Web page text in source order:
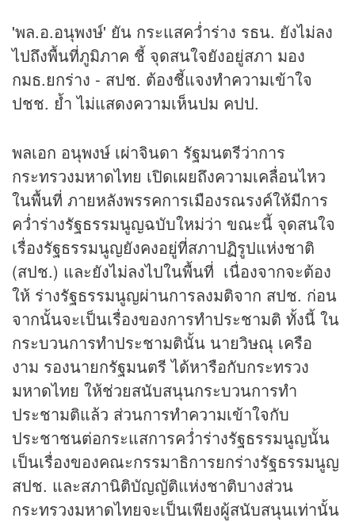
'พล.อ.อนุพงษ์' ยัน กระแสคว่ำร่าง รธน. ยังไม่ลง
ไปถึงพื้นที่ภูมิภาค ชี้ จุดสนใจยังอยู่สภา มอง
กมธ.ยกร่าง - สปช. ต้องชี้แจงทำความเข้าใจ
ปชช. ย้ำ ไม่แสดงความเห็นปม คปป.
พลเอก อนุพงษ์ เผ่าจินดา รัฐมนตรีว่าการ
กระทรวงมหาดไทย เปิดเผยถึงความเคลื่อนไหว
ในพื้นที่ ภายหลังพรรคการเมืองรณรงค์ให้มีการ
คว่ำร่างรัฐธรรมนูญฉบับใหม่ว่า ขณะนี้ จุดสนใจ
เรื่องรัฐธรรมนูญยังคงอยู่ที่สภาปฏิรูปแห่งชาติ
(สปช.) และยังไม่ลงไปในพื้นที่ เนื่องจากจะต้อง
ให้ ร่างรัฐธรรมนูญผ่านการลงมติจาก สปช. ก่อน
จากนั้นจะเป็นเรื่องของการทำประชามติ ทั้งนี้ ใน
กระบวนการทำประชามตินั้น นายวิษณุ เครือ
งาม รองนายกรัฐมนตรี ได้หารือกับกระทรวง
มหาดไทย ให้ช่วยสนับสนุนกระบวนการทำ
ประชามติแล้ว ส่วนการทำความเข้าใจกับ
ประชาชนต่อกระแสการคว่ำร่างรัฐธรรมนูญนั้น
เป็นเรื่องของคณะกรรมาธิการยกร่างรัฐธรรมนูญ
สปช. และสภานิติบัญญัติแห่งชาติบางส่วน
กระทรวงมหาดไทยจะเป็นเพียงผู้สนับสนุนเท่านั้น